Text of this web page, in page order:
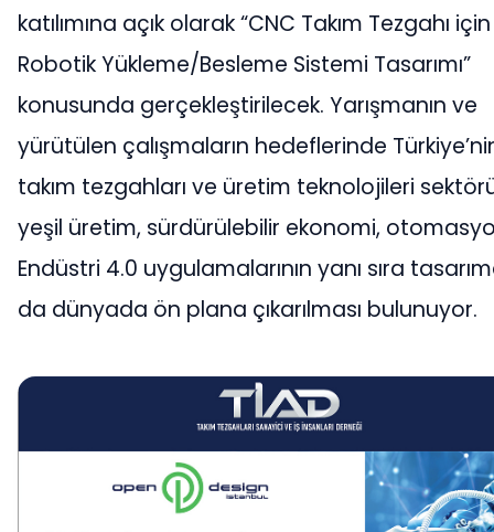
katılımına açık olarak “CNC Takım Tezgahı için
Robotik Yükleme/Besleme Sistemi Tasarımı”
konusunda gerçekleştirilecek. Yarışmanın ve
yürütülen çalışmaların hedeflerinde
takım tezgahları ve üretim teknolojileri
yeşil üretim, sürdürülebilir ekonomi,
Endüstri 4.0 uygulamalarının yanı sıra
da dünyada ön plana çıkarılması bulunuyor.